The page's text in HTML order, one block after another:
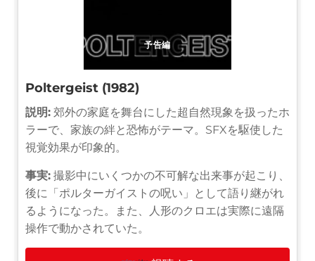
予告編
Poltergeist (1982)
説明: 郊外の家庭を舞台にした超自然現象を扱ったホ
ラーで、家族の絆と恐怖がテーマ。SFXを駆使した
視覚効果が印象的。
事実: 撮影中にいくつかの不可解な出来事が起こり、
後に「ポルターガイストの呪い」として語り継がれ
るようになった。また、人形のクロエは実際に遠隔
操作で動かされていた。